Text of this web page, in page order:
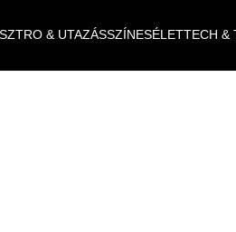
& UTAZÁSSZÍNESÉLETTECH &